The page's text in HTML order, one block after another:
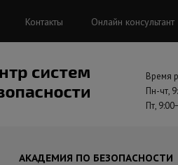
Контакты Онлайн консультант
Время
Пн-чт,
Пт,
АКАДЕМИЯ ПО БЕЗОПАСНОСТИ